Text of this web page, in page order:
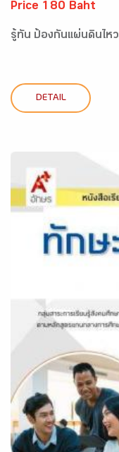
Price 180 Baht
รู้ทัน ป้องกันแผ่นดินไหว
DETAIL